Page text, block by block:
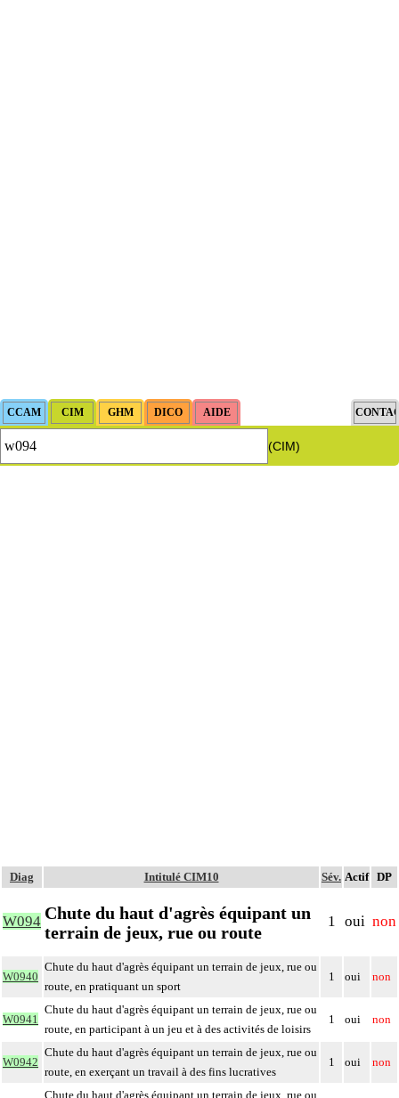
(CIM)
Diag Intitulé CIM10 Sév. Actif DP
W094 Chute du haut d'agrès équipant un
terrain de jeux, rue ou route
1 oui non
W0940
Chute du haut d'agrès équipant un terrain de jeux, rue ou
route, en pratiquant un sport
1 oui non
W0941
Chute du haut d'agrès équipant un terrain de jeux, rue ou
route, en participant à un jeu et à des activités de loisirs
1 oui non
W0942
Chute du haut d'agrès équipant un terrain de jeux, rue ou
route, en exerçant un travail à des fins lucratives
1 oui non
Chute du haut d'agrès équipant un terrain de jeux, rue ou